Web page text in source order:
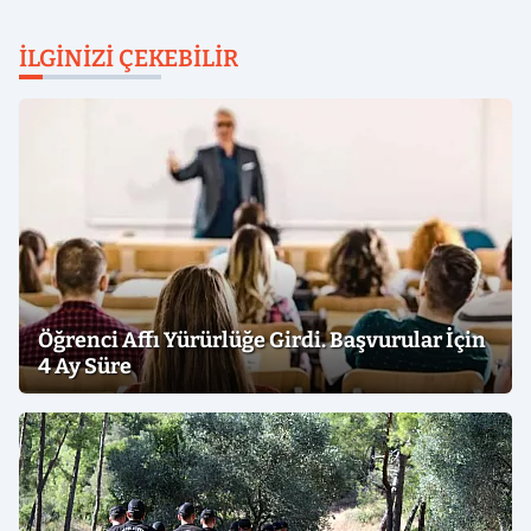
İLGINIZI ÇEKEBILIR
Öğrenci Affı Yürürlüğe Girdi. Başvurular İçin
4 Ay Süre